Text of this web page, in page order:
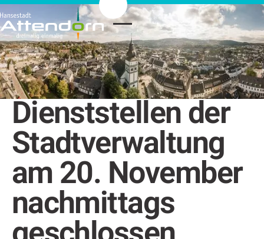
Dienststellen der
Stadtverwaltung
am 20. November
nachmittags